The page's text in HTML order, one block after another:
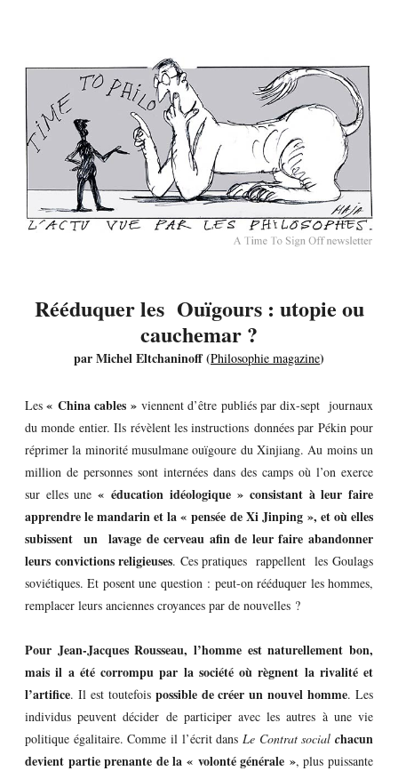
Rééduquer les Ouïgours : utopie ou
cauchemar ?
par Michel Eltchaninoff (Philosophie magazine)
Les« China cables » viennent d’être publiés par dix-sept journaux
du monde entier. Ils révèlent les instructions données par Pékin pour
réprimer la minorité musulmane ouïgoure du Xinjiang. Au moins un
million de personnes sont internées dans des camps où l’on exerce
sur elles une« éducation idéologique » consistant à leur faire
apprendre le mandarin et la « pensée de Xi Jinping », et où elles
subissent un lavage de cerveau afin de leur faire abandonner
leurs convictions religieuses. Ces pratiques rappellent les Goulags
soviétiques. Et posent une question : peut-on rééduquer les hommes,
remplacer leurs anciennes croyances par de nouvelles ?
Pour Jean-Jacques Rousseau, l’homme est naturellement bon,
mais il a été corrompu par la société où règnent la rivalité et
l’artifice. Il est toutefois possible de créer un nouvel homme. Les
individus peuvent décider de participer avec les autres à une vie
politique égalitaire. Comme il l’écrit dans Le Contrat social chacun
devient partie prenante de la « volonté générale », plus puissante